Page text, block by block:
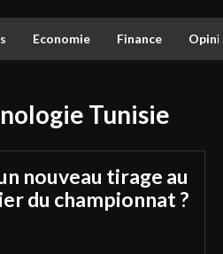
Economie Finance
Tunisie
nouveau tirage au
du championnat ?